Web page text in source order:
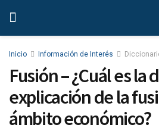
Inicio Información de Interés
Fusión – ¿Cuál es la
explicación de la
ámbito económico?